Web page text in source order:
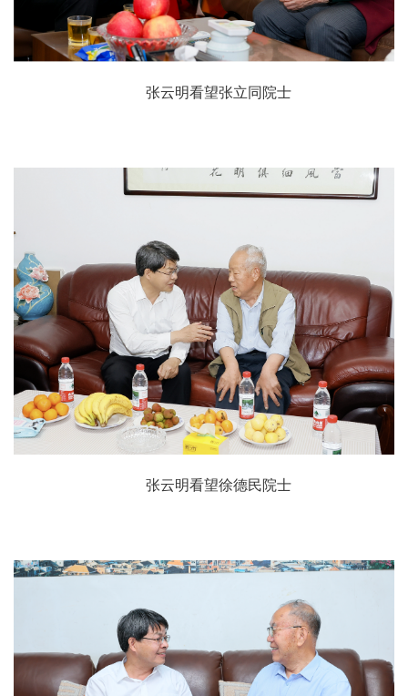
张云明看望张立同院士
张云明看望徐德民院士